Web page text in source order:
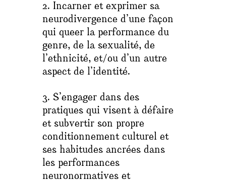
2. Incarner et exprimer sa
neurodivergence d’une façon
qui queer la performance du
genre, de la sexualité, de
l’ethnicité, et/ou d’un autre
aspect de l’identité.
3. S’engager dans des
pratiques qui visent à défaire
et subvertir son propre
conditionnement culturel et
ses habitudes ancrées dans
les performances
neuronormatives et